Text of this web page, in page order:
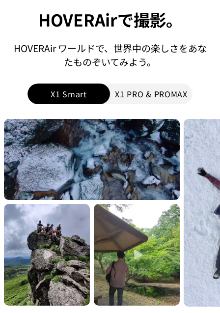
HOVERAirで撮影。
HOVERAir ワールドで、世界中の楽しさをあな
たものぞいてみよう。
X1 Smart X1 PRO & PROMAX